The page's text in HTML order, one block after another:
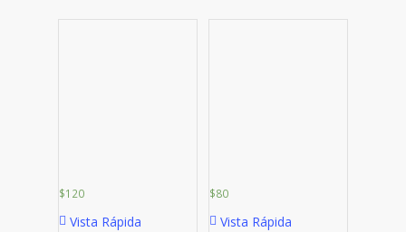
$120
Vista Rápida
$80
Vista Rápida